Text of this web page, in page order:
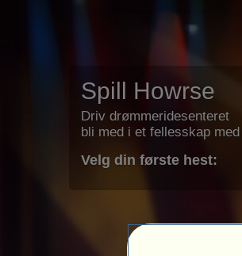
Spill Howrse
Driv drømmeridesenteret
bli med i et fellesskap
Velg din første hest: